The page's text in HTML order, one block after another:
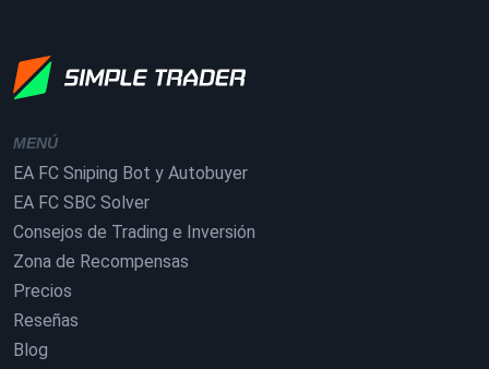
MENÚ
EA FC Sniping Bot y Autobuyer
EA FC SBC Solver
Consejos de Trading e Inversión
Zona de Recompensas
Precios
Reseñas
Blog